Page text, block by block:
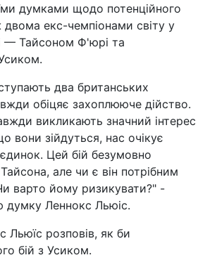
думками щодо потенційного
екс-чемпіонами світу у
— Тайсоном Ф'юрі та
два британських
обіцяє захоплююче дійство.
викликають значний інтерес
вони зійдуться, нас очікує
Цей бій безумовно
але чи є він потрібним
варто йому ризикувати?" -
думку Леннокс Льюіс.
Льюїс розповів, як би
бій з Усиком.